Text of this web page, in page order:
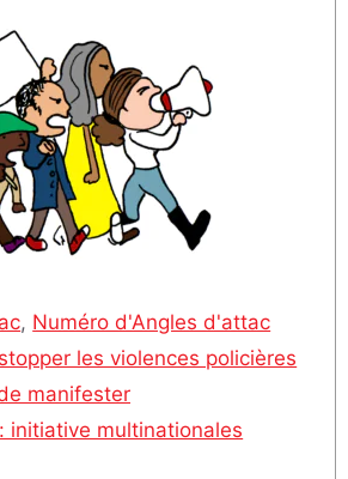
, Numéro d'Angles d'attac
les violences policières
manifester
initiative multinationales